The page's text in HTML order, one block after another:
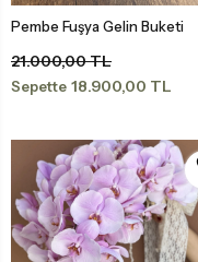
Sepete Ekle
Pembe Fuşya Gelin Buketi
21.000,00 TL
Sepette 18.900,00 TL